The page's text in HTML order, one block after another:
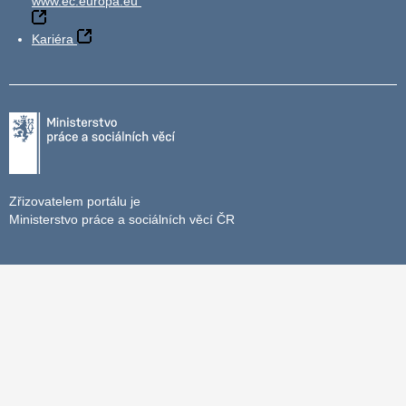
Kariéra
Zřizovatelem portálu je
Ministerstvo práce a sociálních věcí ČR